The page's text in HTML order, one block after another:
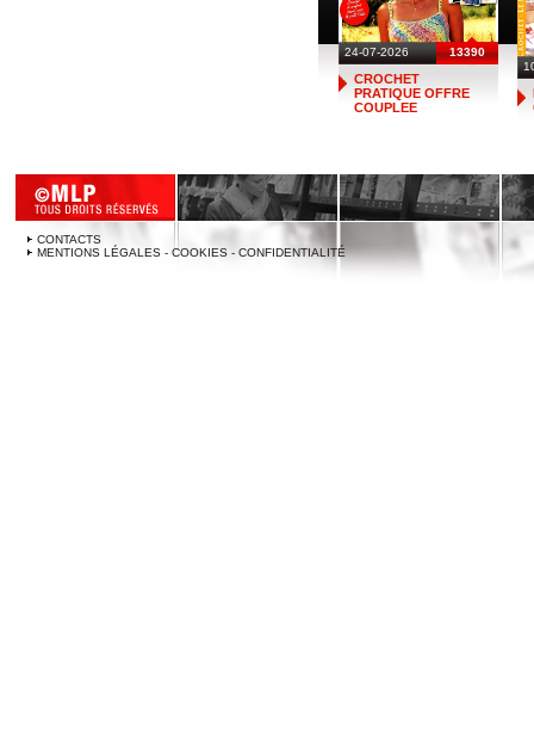
24-07-2026 13390
CROCHET
PRATIQUE OFFRE
COUPLEE
CONTACTS
MENTIONS LÉGALES - COOKIES - CONFIDENTIALITÉ